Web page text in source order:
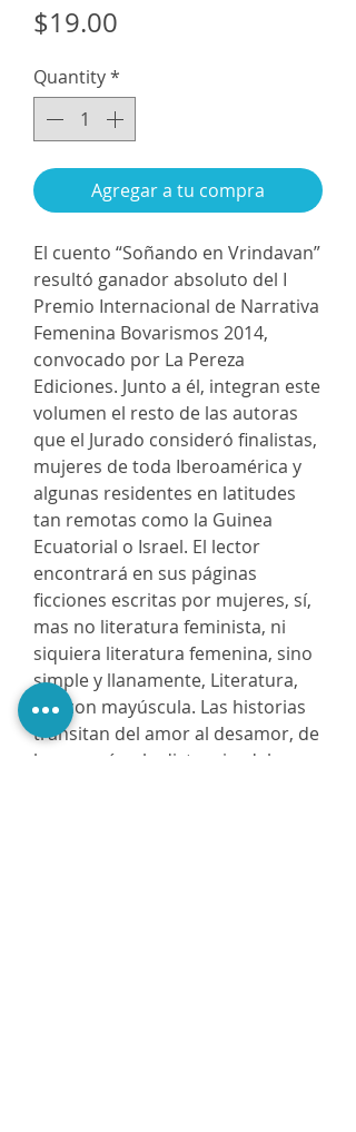
$19.00
Quantity*
Agregar a tu compra
El cuento “Soñando en Vrindavan”
resultó ganador absoluto del I
Premio Internacional de Narrativa
Femenina Bovarismos 2014,
convocado por La Pereza
Ediciones. Junto a él, integran este
volumen el resto de las autoras
que el Jurado consideró finalistas,
mujeres de toda Iberoamérica y
algunas residentes en latitudes
tan remotas como la Guinea
Ecuatorial o Israel. El lector
encontrará en sus páginas
ficciones escritas por mujeres, sí,
mas no literatura feminista, ni
siquiera literatura femenina, sino
simple y llanamente, Literatura,
así, con mayúscula. Las historias
transitan del amor al desamor, de
la cercanía a la distancia, del